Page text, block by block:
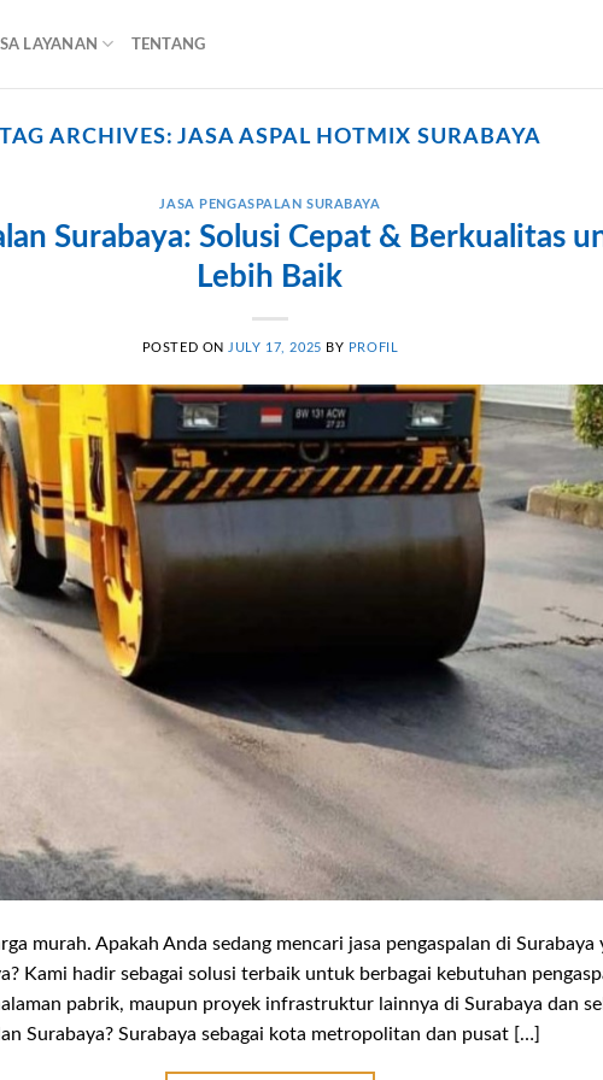
LAYANAN TENTANG
TAG ARCHIVES:JASA ASPAL HOTMIX SURABAYA
JASA PENGASPALAN SURABAYA
Surabaya: Solusi Cepat & Berkualitas
Lebih Baik
POSTED ON JULY 17, 2025 BY PROFIL
murah. Apakah Anda sedang mencari jasa pengaspalan di
Kami hadir sebagai solusi terbaik untuk berbagai kebutuhan
pabrik, maupun proyek infrastruktur lainnya di Surabaya dan
Surabaya? Surabaya sebagai kota metropolitan dan pusat […]